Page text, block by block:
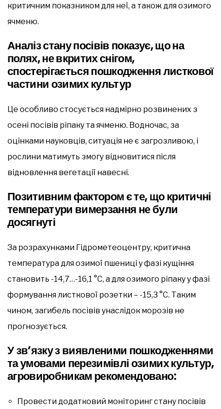
критичним показником для неї, а також для озимого
ячменю.
Аналіз стану посівів показує, що на
полях, не вкритих снігом,
спостерігається пошкодження листкової
частини озимих культур
Це особливо стосується надмірно розвинених з
осені посівів ріпаку та ячменю. Водночас, за
оцінками науковців, ситуація не є загрозливою, і
рослини матимуть змогу відновитися після
відновлення вегетації навесні.
Позитивним фактором є те, що критичні
температури вимерзання не були
досягнуті
За розрахунками Гідрометеоцентру, критична
температура для озимої пшениці у фазі кущіння
становить -14,7…-16,1 °C, а для озимого ріпаку у фазі
формування листкової розетки – -15,3 °C. Таким
чином, загибель посівів унаслідок морозів не
прогнозується.
У зв’язку з виявленими пошкодженнями
та умовами перезимівлі озимих культур,
агровиробникам рекомендовано:
Провести додатковий моніторинг стану посівів